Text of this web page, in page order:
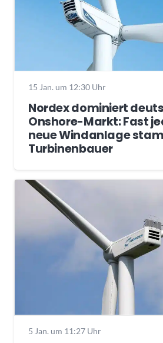
15 Jan. um 12:30 Uhr
Nordex dominiert
Onshore-Markt: Fast
neue Windanlage
Turbinenbauer
5 Jan. um 11:27 Uhr